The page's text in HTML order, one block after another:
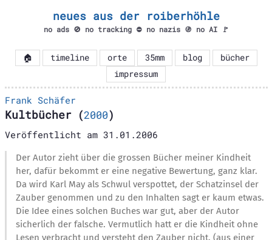
neues aus der roiberhöhle
no ads 🚫 no tracking ⛔ no nazis 🚯 no AI 🚩
🏠 timeline orte 35mm blog
bücher
impressum
Frank Schäfer
Kultbücher(2000)
Veröffentlicht am 31.01.2006
Der Autor zieht über die grossen Bücher meiner Kindheit
her, dafür bekommt er eine negative Bewertung, ganz klar.
Da wird Karl May als Schwul verspottet, der Schatzinsel der
Zauber genommen und zu den Inhalten sagt er kaum etwas.
Die Idee eines solchen Buches war gut, aber der Autor
sicherlich der falsche. Vermutlich hatt er die Kindheit ohne
Lesen verbracht und versteht den Zauber nicht. (aus einer